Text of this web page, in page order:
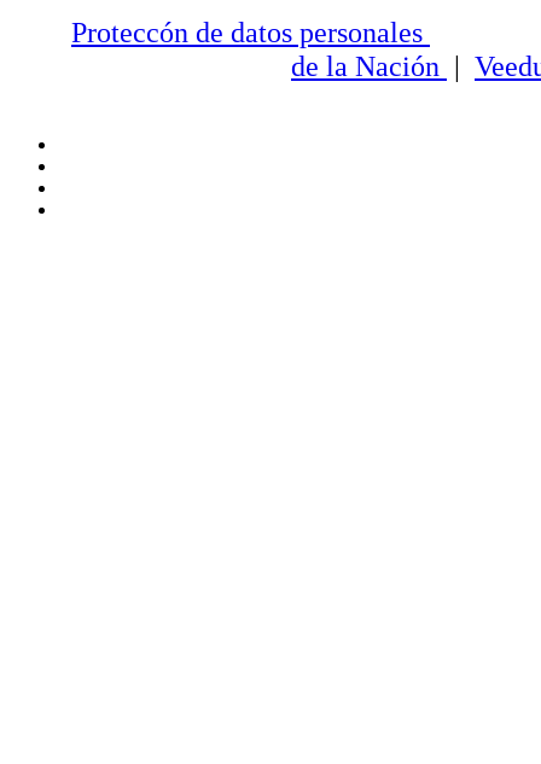
Proteccón de datos personales
de la Nación |